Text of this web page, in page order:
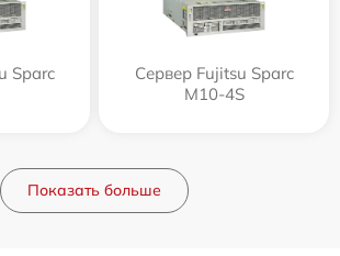
Sparc
Сервер Fujitsu Sparc
M10-4S
Показать больше